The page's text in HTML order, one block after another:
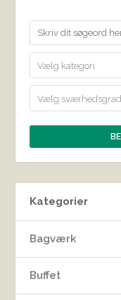
Vælg kategori
Vælg sværhedsgrad
Kategorier
Bagværk
Buffet